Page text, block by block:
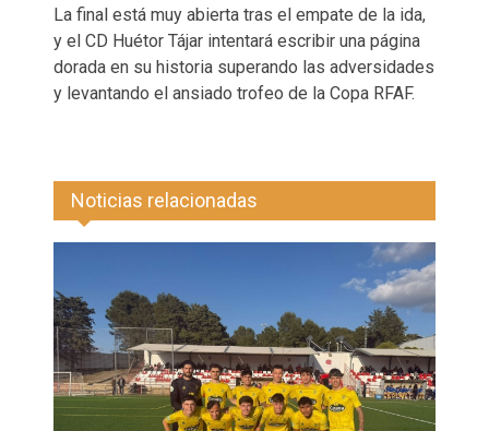
La final está muy abierta tras el empate de la ida,
y el CD Huétor Tájar intentará escribir una página
dorada en su historia superando las adversidades
y levantando el ansiado trofeo de la Copa RFAF.
Noticias relacionadas